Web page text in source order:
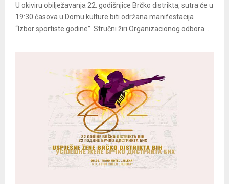
U okiviru obilježavanja 22. godišnjice Brčko distrikta, sutra će u
19:30 časova u Domu kulture biti održana manifestacija
“Izbor sportiste godine”. Stručni žiri Organizacionog odbora...